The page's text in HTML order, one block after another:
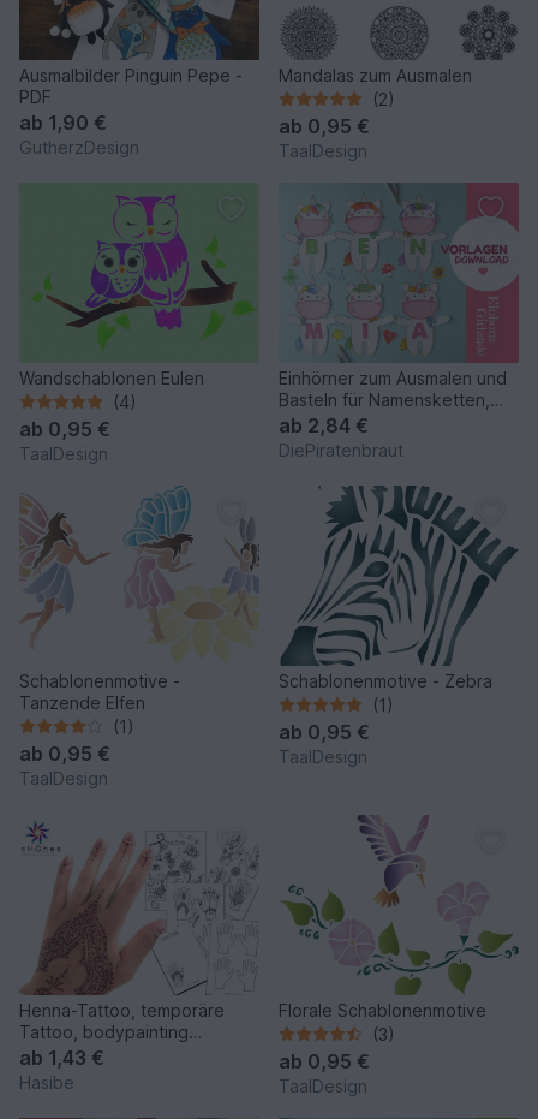
Ausmalbilder Pinguin Pepe -
PDF
ab 1,90 €
GutherzDesign
Mandalas zum Ausmalen
(2)
ab 0,95 €
TaalDesign
Wandschablonen Eulen
(4)
ab 0,95 €
TaalDesign
Einhörner zum Ausmalen und
Basteln für Namensketten,
Karten, Tischdeko
ab 2,84 €
DiePiratenbraut
Schablonenmotive -
Tanzende Elfen
(1)
ab 0,95 €
TaalDesign
Schablonenmotive - Zebra
(1)
ab 0,95 €
TaalDesign
Henna-Tattoo, temporäre
Tattoo, bodypainting
(Vorlagen)
ab 1,43 €
Hasibe
Florale Schablonenmotive
(3)
ab 0,95 €
TaalDesign